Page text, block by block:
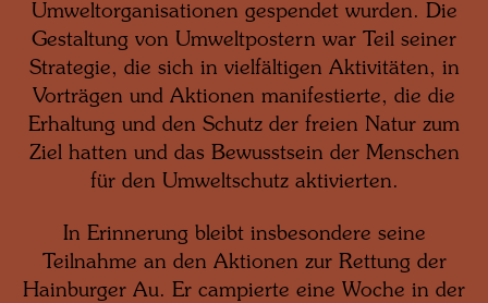
Umweltorganisationen gespendet wurden. Die
Gestaltung von Umweltpostern war Teil seiner
Strategie, die sich in vielfältigen Aktivitäten, in
Vorträgen und Aktionen manifestierte, die die
Erhaltung und den Schutz der freien Natur zum
Ziel hatten und das Bewusstsein der Menschen
für den Umweltschutz aktivierten.
In Erinnerung bleibt insbesondere seine
Teilnahme an den Aktionen zur Rettung der
Hainburger Au. Er campierte eine Woche in der